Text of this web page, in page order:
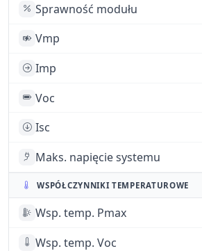
Sprawność modułu
Vmp
Imp
Voc
Isc
Maks. napięcie systemu
WSPÓŁCZYNNIKI TEMPERATUROWE
Wsp. temp. Pmax
Wsp. temp. Voc